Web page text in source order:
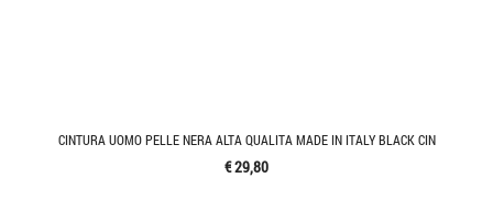
CINTURA UOMO PELLE NERA ALTA QUALITA MADE IN ITALY BLACK CIN
€ 29,80